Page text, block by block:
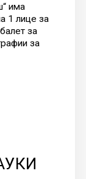
има
1 лице за
за
за